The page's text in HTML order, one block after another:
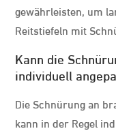
gewährleisten, um
Reitstiefeln mit
Kann die
individuell
Die Schnürung an
kann in der Regel